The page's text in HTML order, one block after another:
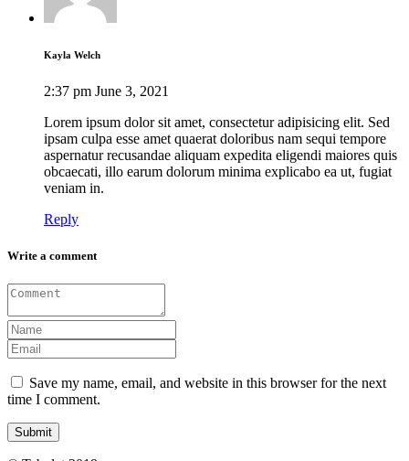
Kayla Welch
2:37 pm June 3, 2021
Lorem ipsum dolor sit amet, consectetur adipisicing elit. Sed
ipsam culpa esse amet quaerat doloribus nam sequi tempore
aspernatur recusandae aliquam expedita eligendi maiores quis
obcaecati, illo earum dolorum minima explicabo ea ut, fugiat
veniam in.
Reply
Write a comment
Save my name, email, and website in this browser for the next
time I comment.
Submit